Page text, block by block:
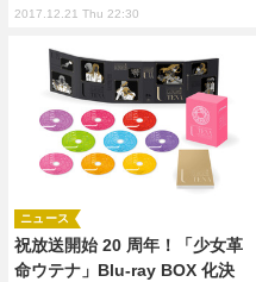
2017.12.21 Thu 22:30
祝放送開始 20 周年！「少女革
命ウテナ」Blu-ray BOX 化決
ニュース